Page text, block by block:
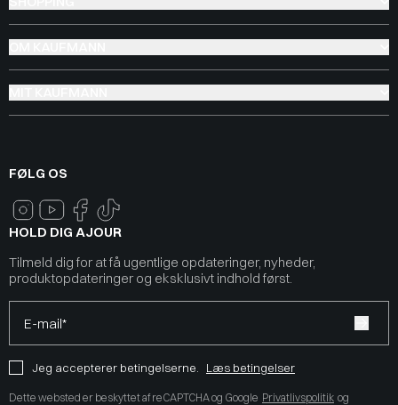
FØLG OS
HOLD DIG AJOUR
Tilmeld dig for at få ugentlige opdateringer, nyheder,
produktopdateringer og eksklusivt indhold først.
E-mail*
Jeg accepterer betingelserne. Læs betingelser
Dette websted er beskyttet af reCAPTCHA og Google Privatlivspolitik og